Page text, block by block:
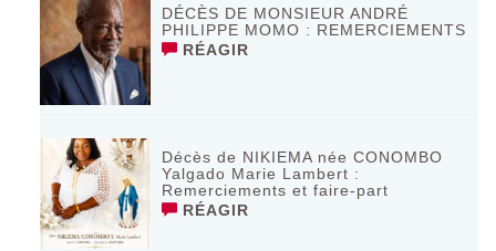
DÉCÈS DE MONSIEUR ANDRÉ
PHILIPPE MOMO : REMERCIEMENTS
RÉAGIR
Décès de NIKIEMA née CONOMBO
Yalgado Marie Lambert :
Remerciements et faire-part
RÉAGIR